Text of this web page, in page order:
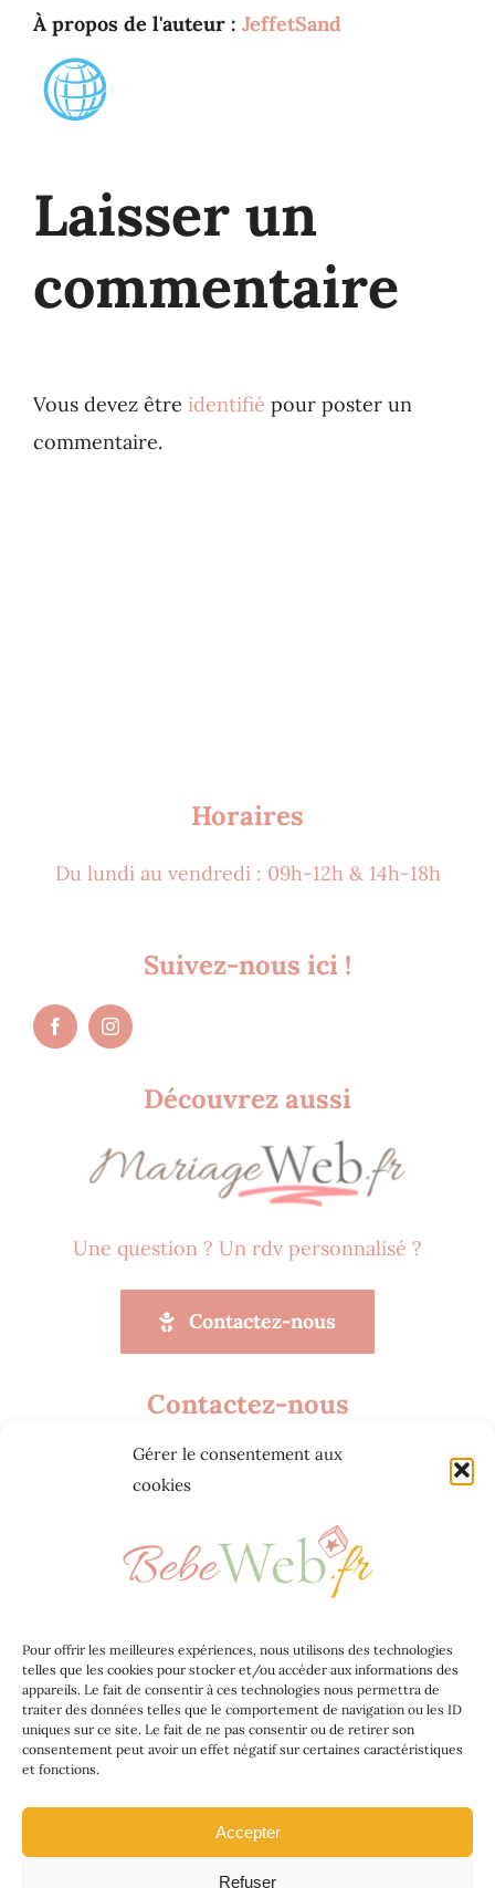
Gérer le consentement aux
cookies
Pour offrir les meilleures expériences, nous utilisons des technologies
telles que les cookies pour stocker et/ou accéder aux informations des
appareils. Le fait de consentir à ces technologies nous permettra de
traiter des données telles que le comportement de navigation ou les ID
uniques sur ce site. Le fait de ne pas consentir ou de retirer son
consentement peut avoir un effet négatif sur certaines caractéristiques
et fonctions.
Accepter
Refuser
À propos de l'auteur : JeffetSand
Laisser un
commentaire
Vous devez être identifié pour poster un
commentaire.
Horaires
Du lundi au vendredi : 09h-12h & 14h-18h
Suivez-nous ici !
Découvrez aussi
Une question ? Un rdv personnalisé ?
Contactez-nous
Contactez-nous
Agence web Jeff Concept
268 Rue Audéoud 83000 Toulon
contact@bebeweb.fr
Jeff Concept
Mentions légales
Politique de confidentialité